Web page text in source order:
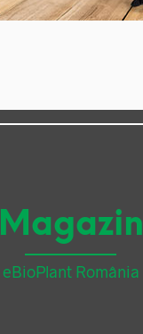
Magazin
eBioPlant România